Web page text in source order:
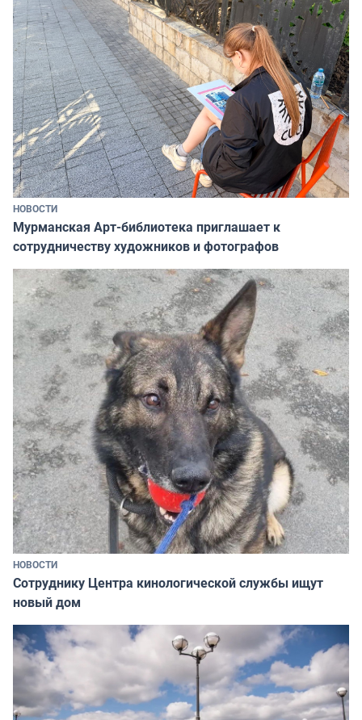
НОВОСТИ
Мурманская Арт-библиотека приглашает к
сотрудничеству художников и фотографов
НОВОСТИ
Сотруднику Центра кинологической службы ищут
новый дом